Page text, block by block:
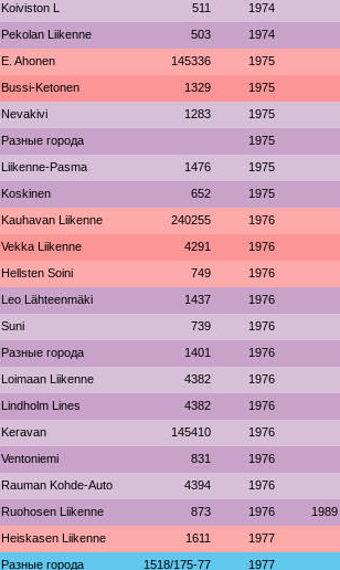
Koiviston L 511 1974
Pekolan Liikenne 503 1974
E. Ahonen 145336 1975
Bussi-Ketonen 1329 1975
Nevakivi 1283 1975
Разные города 1975
Liikenne-Pasma 1476 1975
Koskinen 652 1975
Kauhavan Liikenne 240255 1976
Vekka Liikenne 4291 1976
Hellsten Soini 749 1976
Leo Lähteenmäki 1437 1976
Suni 739 1976
Разные города 1401 1976
Loimaan Liikenne 4382 1976
Lindholm Lines 4382 1976
Keravan 145410 1976
Ventoniemi 831 1976
Rauman Kohde-Auto 4394 1976
Ruohosen Liikenne 873 1976 1989
Heiskasen Liikenne 1611 1977
Разные города 1518/175-77 1977